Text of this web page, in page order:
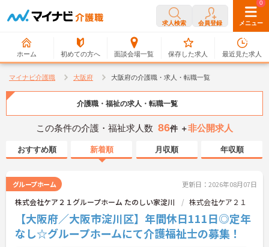
求人検索 会員登録 メニュー
ホーム 初めての方へ 面談会場一覧
0
保存した求人
0
最近見た求人
マイナビ介護職 大阪府 大阪府の介護職・求人・転職一覧
介護職・福祉の求人・転職一覧
この条件の介護・福祉求人数 86件 ＋非公開求人
おすすめ順 新着順 月収順 年収順
グループホーム 更新日：2026年08月07日
株式会社ケア２１グループホーム たのしい家淀川 株式会社ケア２１
【大阪府／大阪市淀川区】年間休日111日◎定年
なし☆グループホームにて介護福祉士の募集！